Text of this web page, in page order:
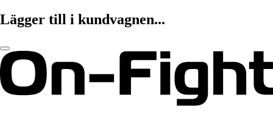
Lägger till i kundvagnen...